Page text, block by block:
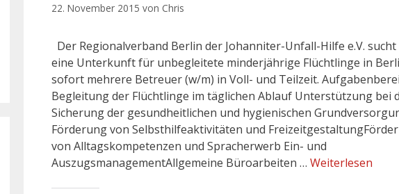
22. November 2015 von Chris
Der Regionalverband Berlin der Johanniter-Unfall-Hilfe e.V.
eine Unterkunft für unbegleitete minderjährige Flüchtlinge in
sofort mehrere Betreuer (w/m) in Voll- und Teilzeit.
Begleitung der Flüchtlinge im täglichen Ablauf Unterstützung bei
Sicherung der gesundheitlichen und hygienischen
Förderung von Selbsthilfeaktivitäten und
von Alltagskompetenzen und Spracherwerb Ein- und
AuszugsmanagementAllgemeine Büroarbeiten … Weiterlesen